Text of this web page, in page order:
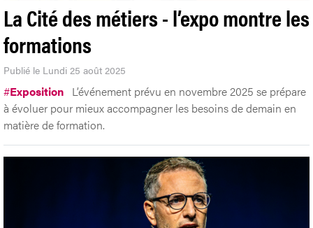
La Cité des métiers - l’expo montre les
formations
Publié le Lundi 25 août 2025
#Exposition L’événement prévu en novembre 2025 se prépare
à évoluer pour mieux accompagner les besoins de demain en
matière de formation.